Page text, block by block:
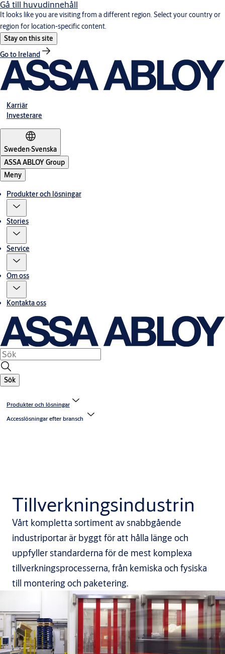
Gå till huvudinnehåll
It looks like you are visiting from a different region. Select your country or
region for location-specific content.
Stay on this site
Go to Ireland
Karriär
Investerare
Sweden·Svenska
ASSA ABLOY Group
Meny
Produkter och lösningar
Stories
Service
Om oss
Kontakta oss
Sök
Produkter och lösningar
Accesslösningar efter bransch
Tillverkningsindustrin
Vårt kompletta sortiment av snabbgående
industriportar är byggt för att hålla länge och
uppfyller standarderna för de mest komplexa
tillverkningsprocesserna, från kemiska och fysiska
till montering och paketering.